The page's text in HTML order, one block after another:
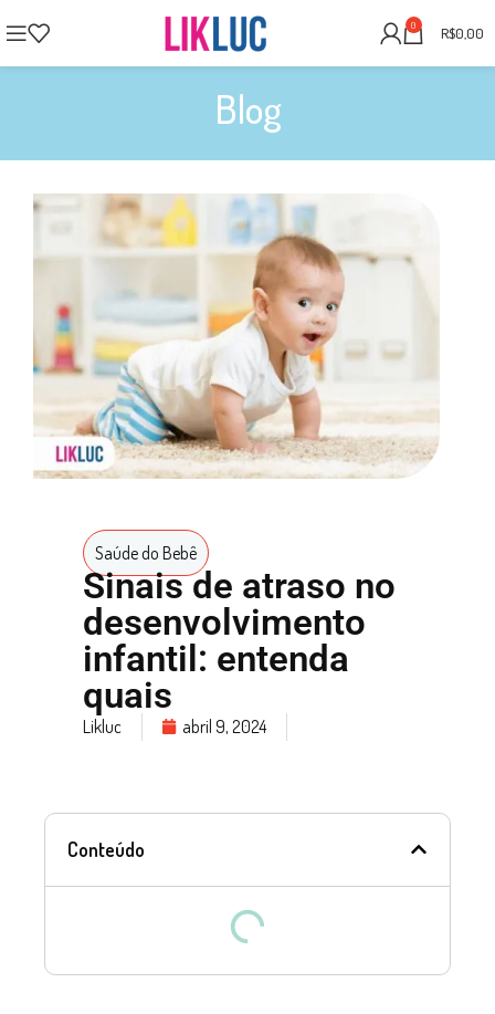
0 R$0,00
Blog
Saúde do Bebê
Sinais de atraso no
desenvolvimento
infantil: entenda
quais
Likluc abril 9, 2024
Conteúdo